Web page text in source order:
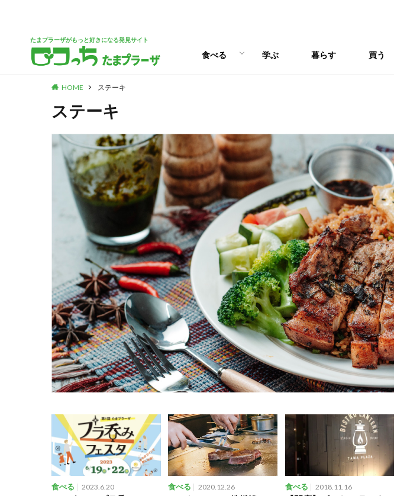
たまプラーザがもっと好きになる発見サイト
食べる 学ぶ 暮らす 買う
HOME ステーキ
ステーキ
食べる 2023.6.20 食べる 2020.12.26 食べる 2018.11.16